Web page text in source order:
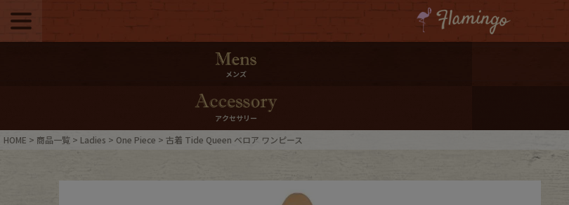
500pt＆10％Offクーポンプレゼント
ログイン・会員登録 LINE ID連携
メンズ
アクセサリー
HOME 商品一覧 Ladies One Piece 古着 Tide Queen ベロア ワンピース